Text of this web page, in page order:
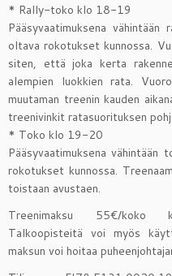
* Rally-toko klo 18-19
Pääsyvaatimuksena
oltava rokotukset kunnossa.
siten, että joka kerta
alempien luokkien rata.
muutaman treenin kauden
treenivinkit ratasuorituksen
* Toko klo 19-20
Pääsyvaatimuksena
rokotukset kunnossa.
toistaan avustaen.
Treenimaksu 55€/koko
Talkoopisteitä voi myös
maksun voi hoitaa